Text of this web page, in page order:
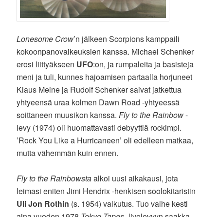
Lonesome Crow’n jälkeen Scorpions kamppaili
kokoonpanovaikeuksien kanssa. Michael Schenker
erosi liittyäkseen UFO:on, ja rumpaleita ja basisteja
meni ja tuli, kunnes hajoamisen partaalla horjuneet
Klaus Meine ja Rudolf Schenker saivat jatkettua
yhtyeensä uraa kolmen Dawn Road -yhtyeessä
soittaneen muusikon kanssa.Fly to the Rainbow-
levy (1974) oli huomattavasti debyyttiä rockimpi.
’Rock You Like a Hurricaneen’ oli edelleen matkaa,
mutta vähemmän kuin ennen.
Fly to the Rainbowstaalkoi uusi aikakausi, jota
leimasi eniten Jimi Hendrix -henkisen soolokitaristin
Uli Jon Rothin (s. 1954) vaikutus. Tuo vaihe kesti